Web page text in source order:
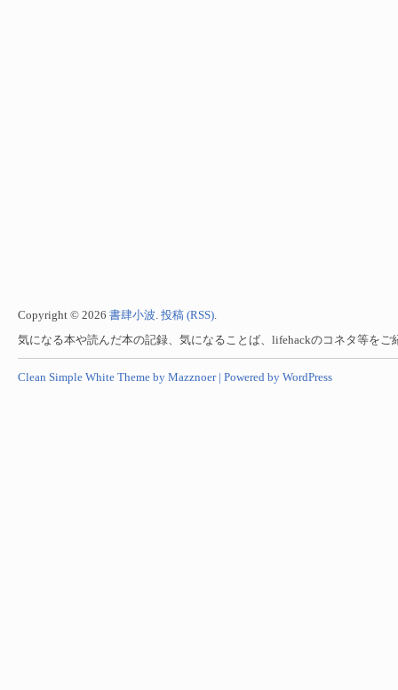
Copyright © 2026 書肆小波. 投稿 (RSS).
気になる本や読んだ本の記録、気になることば、lifehackのコネタ等をご
Clean Simple White Theme by Mazznoer | Powered by WordPress